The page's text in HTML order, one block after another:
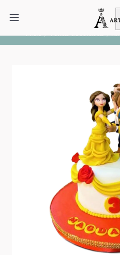
PIDA CON MUCHA
Inicio Tortas decoradas